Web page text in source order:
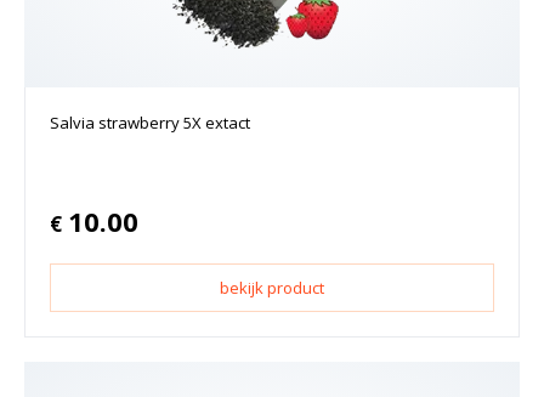
Salvia strawberry 5X extact
€ 10.00
bekijk product